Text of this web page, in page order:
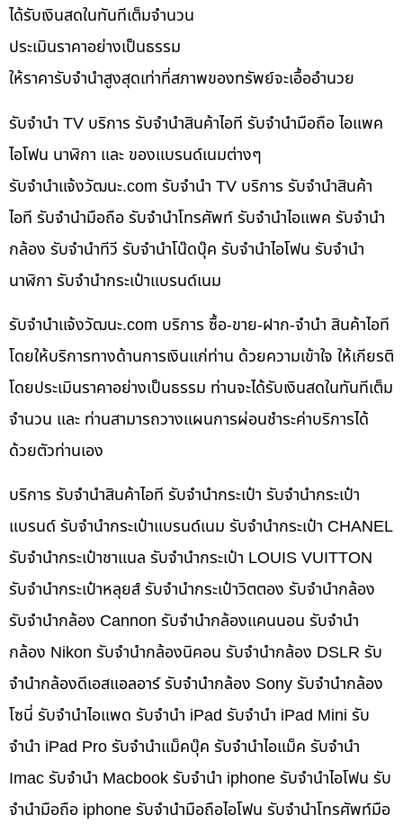
ได้รับเงินสดในทันทีเต็มจำนวน
ประเมินราคาอย่างเป็นธรรม
ให้ราคารับจำนำสูงสุดเท่าที่สภาพของทรัพย์จะเอื้ออำนวย
รับจำนำ TV บริการ รับจำนำสินค้าไอที รับจำนำมือถือ ไอแพค
ไอโฟน นาฬิกา และ ของแบรนด์เนมต่างๆ
รับจํานําแจ้งวัฒนะ.com รับจำนำ TV บริการ รับจำนำสินค้า
ไอที รับจำนำมือถือ รับจำนำโทรศัพท์ รับจำนำไอแพค รับจำนำ
กล้อง รับจำนำทีวี รับจำนำโน๊ดบุ๊ค รับจำนำไอโฟน รับจำนำ
นาฬิกา รับจำนำกระเป๋าแบรนด์เนม
รับจํานําแจ้งวัฒนะ.com บริการ ซื้อ-ขาย-ฝาก-จำนำ สินค้าไอที
โดยให้บริการทางด้านการเงินแก่ท่าน ด้วยความเข้าใจ ให้เกียรติ
โดยประเมินราคาอย่างเป็นธรรม ท่านจะได้รับเงินสดในทันทีเต็ม
จำนวน และ ท่านสามารถวางแผนการผ่อนชำระค่าบริการได้
ด้วยตัวท่านเอง
บริการ รับจำนำสินค้าไอที รับจำนำกระเป๋า รับจำนำกระเป๋า
แบรนด์ รับจำนำกระเป๋าแบรนด์เนม รับจำนำกระเป๋า CHANEL
รับจำนำกระเป๋าชาแนล รับจำนำกระเป๋า LOUIS VUITTON
รับจำนำกระเป๋าหลุยส์ รับจำนำกระเป๋าวิตตอง รับจำนำกล้อง
รับจำนำกล้อง Cannon รับจำนำกล้องแคนนอน รับจำนำ
กล้อง Nikon รับจำนำกล้องนิคอน รับจำนำกล้อง DSLR รับ
จำนำกล้องดีเอสแอลอาร์ รับจำนำกล้อง Sony รับจำนำกล้อง
โซนี่ รับจำนำไอแพด รับจำนำ iPad รับจำนำ iPad Mini รับ
จำนำ iPad Pro รับจำนำแม็คบุ๊ค รับจำนำไอแม็ค รับจำนำ
Imac รับจำนำ Macbook รับจำนำ iphone รับจำนำไอโฟน รับ
จำนำมือถือ iphone รับจำนำมือถือไอโฟน รับจำนำโทรศัพท์มือ